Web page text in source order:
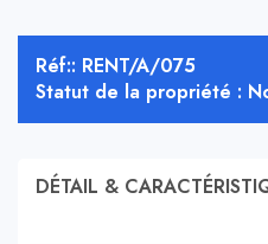
Réf:: RENT/A/075
Statut de la propriété :
DÉTAIL &